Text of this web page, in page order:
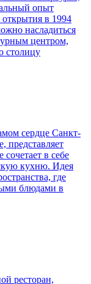
опыт
в 1994
насладиться
центром,
столицу
сердце Санкт-
представляет
сочетает в себе
кухню. Идея
где
блюдами в
ресторан,